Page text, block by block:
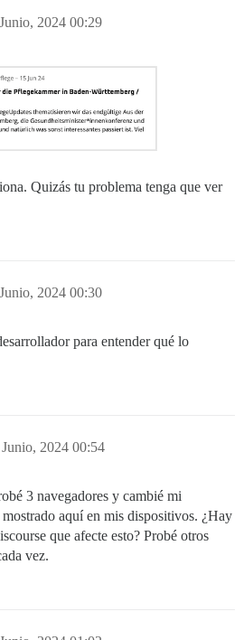
2024 00:29
Quizás tu problema tenga que ver
2024 00:30
para entender qué lo
2024 00:54
3 navegadores y cambié mi
aquí en mis dispositivos. ¿Hay
que afecte esto? Probé otros
vez.